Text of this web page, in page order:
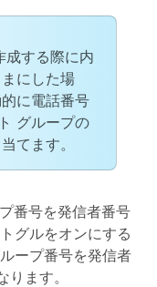
成する際に内
にした場
に電話番号
グループの
てます。
番号を発信者番号
トグルをオンにする
ープ番号を発信者
ます。